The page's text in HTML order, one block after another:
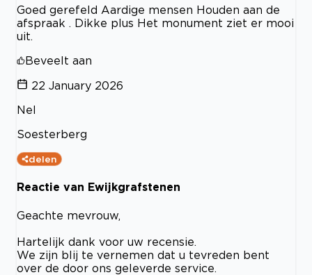
Goed gerefeld Aardige mensen Houden aan de
afspraak . Dikke plus Het monument ziet er mooi
uit.
Beveelt aan
22 January 2026
Nel
Soesterberg
delen
Reactie van Ewijkgrafstenen
Geachte mevrouw,
Hartelijk dank voor uw recensie.
We zijn blij te vernemen dat u tevreden bent
over de door ons geleverde service.